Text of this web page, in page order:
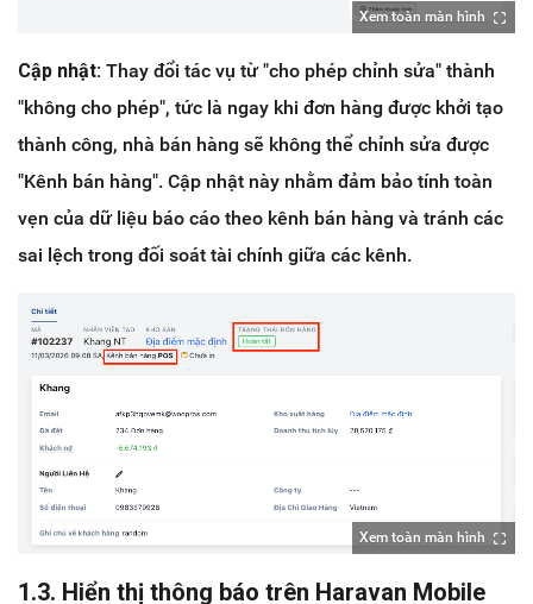
Xem toàn màn hình
Cập nhật: Thay đổi tác vụ từ "cho phép chỉnh sửa" thành
"không cho phép", tức là ngay khi đơn hàng được khởi tạo
thành công, nhà bán hàng sẽ không thể chỉnh sửa được
"Kênh bán hàng". Cập nhật này nhằm đảm bảo tính toàn
vẹn của dữ liệu báo cáo theo kênh bán hàng và tránh các
sai lệch trong đối soát tài chính giữa các kênh.
Xem toàn màn hình
1.3. Hiển thị thông báo trên Haravan Mobile